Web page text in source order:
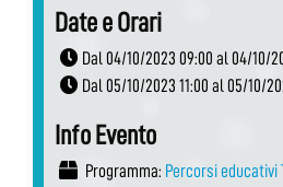
Date e Orari
Dal 04/10/2023 09:00 al 04/10/
Dal 05/10/2023 11:00 al 05/10/
Info Evento
Programma: Percorsi educativi